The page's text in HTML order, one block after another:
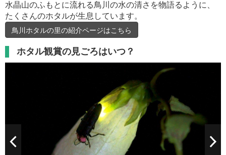
水晶山のふもとに流れる鳥川の水の清さを物語るように、
たくさんのホタルが生息しています。
鳥川ホタルの里の紹介ページはこちら
ホタル観賞の見ごろはいつ？